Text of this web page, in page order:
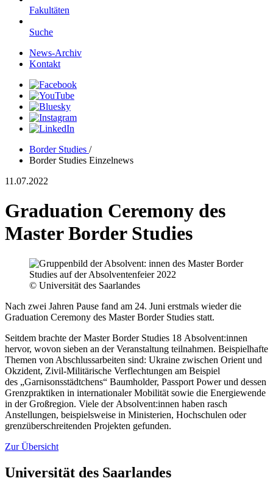
Fakultäten
Suche
News-Archiv
Kontakt
Border Studies /
Border Studies Einzelnews
11.07.2022
Graduation Ceremony des
Master Border Studies
© Universität des Saarlandes
Nach zwei Jahren Pause fand am 24. Juni erstmals wieder die
Graduation Ceremony des Master Border Studies statt.
Seitdem brachte der Master Border Studies 18 Absolvent:innen
hervor, wovon sieben an der Veranstaltung teilnahmen. Beispielhafte
Themen von Abschlussarbeiten sind: Ukraine zwischen Orient und
Okzident, Zivil-Militärische Verflechtungen am Beispiel
des „Garnisonsstädtchens“ Baumholder, Passport Power und dessen
Grenzpraktiken in internationaler Mobilität sowie die Energiewende
in der Großregion. Viele der Absolvent:innen haben rasch
Anstellungen, beispielsweise in Ministerien, Hochschulen oder
grenzüberschreitenden Projekten gefunden.
Zur Übersicht
Universität des Saarlandes